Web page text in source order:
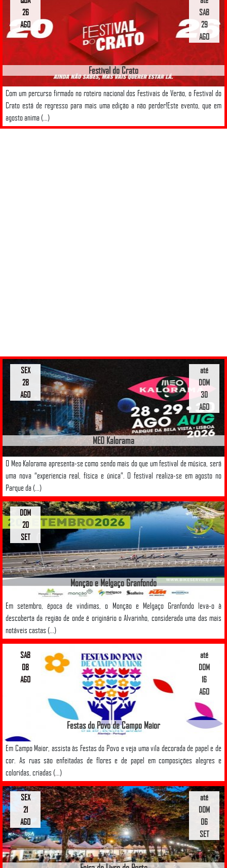
Festival do Crato
Com um percurso firmado no roteiro nacional dos Festivais de Verão, o Festival do
Crato está de regresso para mais uma edição a não perder!Este evento, que em
agosto anima (...)
SAB
29
AGO
26
AGO
MEO Kalorama
O Meo Kalorama apresenta-se como sendo mais do que um festival de música, será
uma nova “experiencia real, física e única”. O festival realiza-se em agosto no
Parque da (...)
até
DOM
30
AGO
SEX
28
AGO
Monção e Melgaço Granfondo
Em setembro, época de vindimas, o Monção e Melgaço Granfondo leva-o à
descoberta da região de onde é originário o Alvarinho, considerada uma das mais
notáveis castas (...)
DOM
20
SET
Festas do Povo de Campo Maior
Em Campo Maior, assista às Festas do Povo e veja uma vila decorada de papel e de
cor. As ruas são enfeitadas de flores e de papel em composições alegres e
coloridas, criadas (...)
até
DOM
16
AGO
SAB
08
AGO
até
DOM
06
SET
SEX
21
AGO